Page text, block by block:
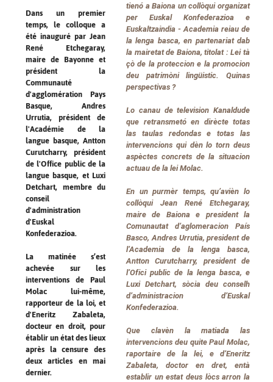
Dans un premier
temps, le colloque a
été inauguré par Jean
René Etchegaray,
maire de Bayonne et
président la
Communauté
d'agglomération Pays
Basque, Andres
Urrutia, président de
l'Académie de la
langue basque, Antton
Curutcharry, président
de l'Office public de la
langue basque, et Luxi
Detchart, membre du
conseil
d'administration
d'Euskal
Konfederazioa.
La matinée s’est
achevée sur les
interventions de Paul
Molac lui-même,
rapporteur de la loi, et
d'Eneritz Zabaleta,
docteur en droit, pour
établir un état des lieux
après la censure des
deux articles en mai
dernier.
tienó a Baiona un collòqui organizat
per Euskal Konfederazioa e
Euskaltzaindia - Academia reiau de
la lenga basca, en partenariat dab
la mairetat de Baiona, titolat :Lei tà
çò de la proteccion e la promocion
deu patrimòni lingüistic. Quinas
perspectivas ?
Lo canau de television Kanaldude
que retransmetó en dirècte totas
las taulas redondas e totas las
intervencions qui dèn lo torn deus
aspèctes concrets de la situacion
actuau de la lei Molac.
En un purmèr temps, qu’avièn lo
collòqui Jean René Etchegaray,
maire de Baiona e president la
Comunautat d’aglomeracion País
Basco, Andres Urrutia, president de
l’Academia de la lenga basca,
Antton Curutcharry, president de
l’Ofici public de la lenga basca, e
Luxi Detchart, sòcia deu conselh
d’administracion d’Euskal
Konfederazioa.
Que clavèn la matiada las
intervencions deu quite Paul Molac,
raportaire de la lei, e d’Eneritz
Zabaleta, doctor en dret, entà
establir un estat deus lòcs arron la